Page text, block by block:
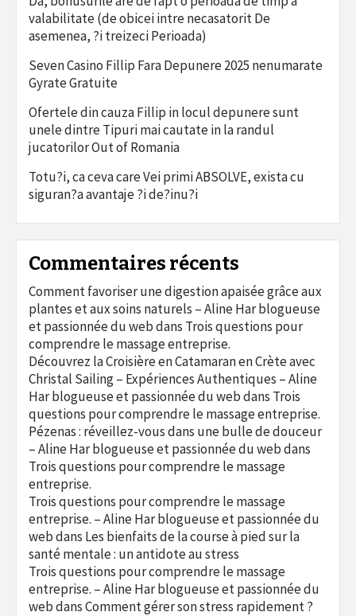
valabilitate (de obicei intre necasatorit De
asemenea, ?i treizeci Perioada)
Seven Casino Fillip Fara Depunere 2025 nenumarate
Gyrate Gratuite
Ofertele din cauza Fillip in locul depunere sunt
unele dintre Tipuri mai cautate in la randul
jucatorilor Out of Romania
Totu?i, ca ceva care Vei primi ABSOLVE, exista cu
siguran?a avantaje ?i de?inu?i
Commentaires récents
Comment favoriser une digestion apaisée grâce aux
plantes et aux soins naturels – Aline Har blogueuse
et passionnée du webdans Trois questions pour
comprendre le massage entreprise.
Découvrez la Croisière en Catamaran en Crète avec
Christal Sailing – Expériences Authentiques – Aline
Har blogueuse et passionnée du webdans Trois
questions pour comprendre le massage entreprise.
Pézenas : réveillez-vous dans une bulle de douceur
– Aline Har blogueuse et passionnée du webdans
Trois questions pour comprendre le massage
entreprise.
Trois questions pour comprendre le massage
entreprise. – Aline Har blogueuse et passionnée du
webdans Les bienfaits de la course à pied sur la
santé mentale : un antidote au stress
Trois questions pour comprendre le massage
entreprise. – Aline Har blogueuse et passionnée du
webdansComment gérer son stress rapidement ?